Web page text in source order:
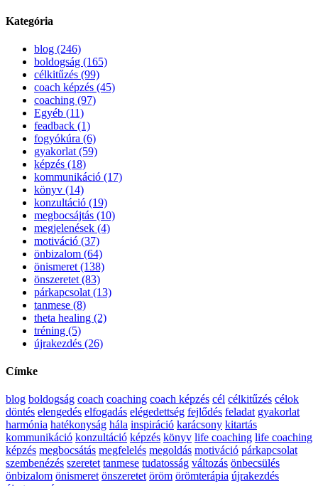
Kategória
blog (246)
boldogság (165)
célkitűzés (99)
coach képzés (45)
coaching (97)
Egyéb (11)
feadback (1)
fogyókúra (6)
gyakorlat (59)
képzés (18)
kommunikáció (17)
könyv (14)
konzultáció (19)
megbocsájtás (10)
megjelenések (4)
motiváció (37)
önbizalom (64)
önismeret (138)
önszeretet (83)
párkapcsolat (13)
tanmese (8)
theta healing (2)
tréning (5)
újrakezdés (26)
Címke
blog boldogság coach coaching coach képzés cél célkitűzés célok
döntés elengedés elfogadás elégedettség fejlődés feladat gyakorlat
harmónia hatékonyság hála inspiráció karácsony kitartás
kommunikáció konzultáció képzés könyv life coaching life coaching
képzés megbocsátás megfelelés megoldás motiváció párkapcsolat
szembenézés szeretet tanmese tudatosság változás önbecsülés
önbizalom önismeret önszeretet öröm örömterápia újrakezdés